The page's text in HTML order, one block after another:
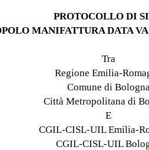
PROTOCOLLO DI
MANIFATTURA DATA
Tra
Regione Emilia-
Comune di Bologna
Città Metropolitana di
E
CGIL-CISL-UIL Emilia-
CGIL-CISL-UIL